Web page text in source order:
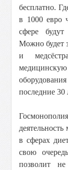
бесплатно.
в 1000 евро
сфере
Можно будет
и
последние 30
в сферах
свою
позволит не